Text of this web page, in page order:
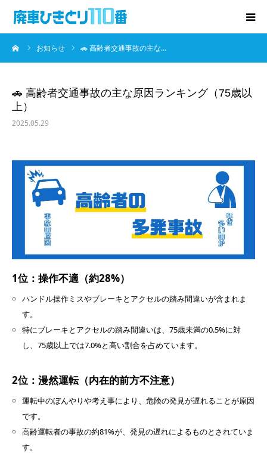
お知らせ 🚗 高齢者交通事故の主な…
🚗 高齢者交通事故の主な原因ランキング（75歳以
上）
2025.05.29
1位：操作不適（約28%）
ハンドル操作ミスやブレーキとアクセルの踏み間違いが含まれま
す。
特にブレーキとアクセルの踏み間違いは、75歳未満の0.5%に対
し、75歳以上では7.0%と高い割合を占めています。
2位：漫然運転（内在的前方不注意）
運転中のぼんやりや考え事により、危険の発見が遅れることが原因
です。
高齢運転者の事故の約81%が、発見の遅れによるものとされていま
す。
廃車･事故車の買取
無料査定
お知らせ
会社概要
お問い合わせ